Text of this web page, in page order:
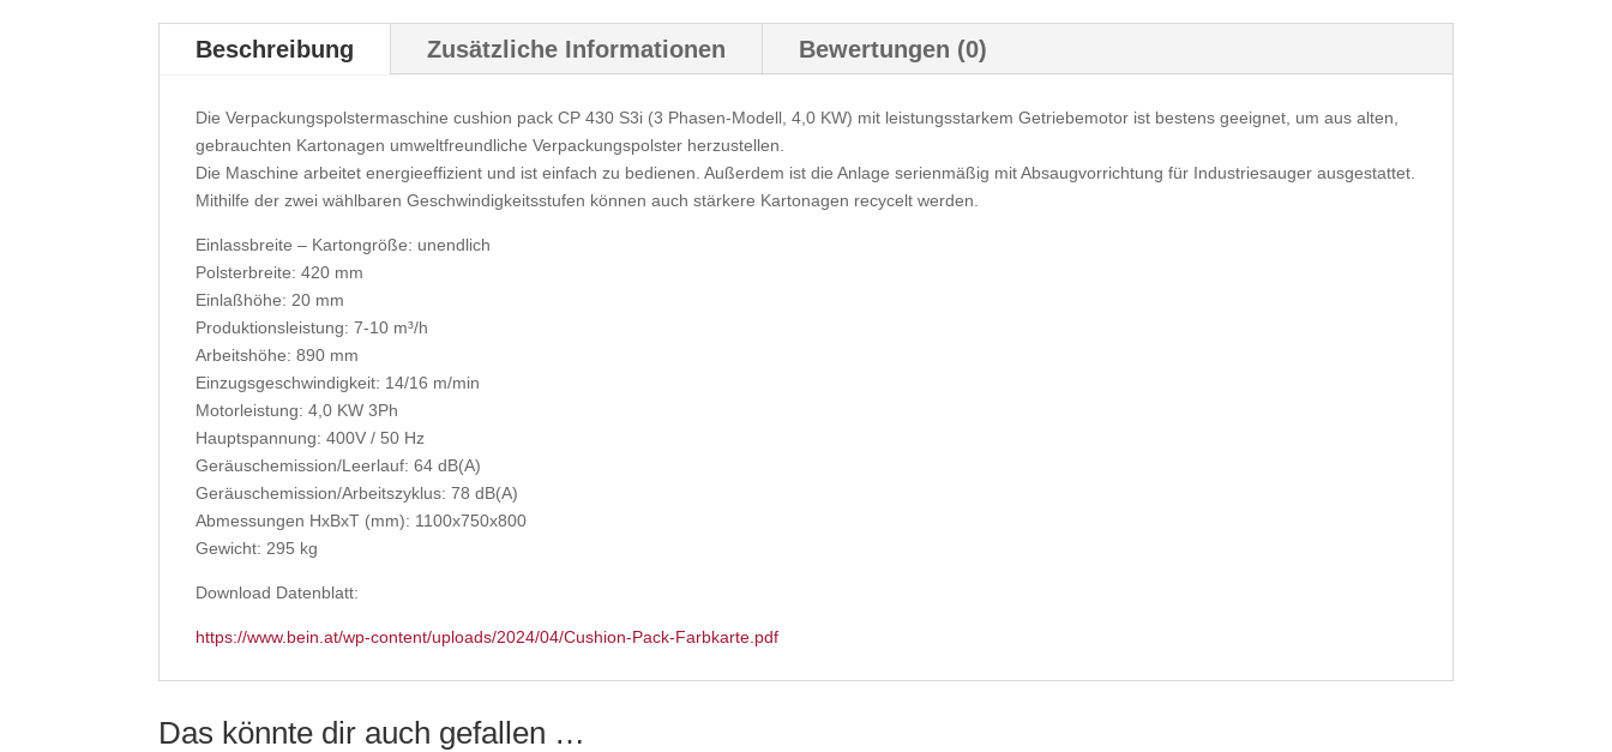
Beschreibung Zusätzliche Informationen Bewertungen (0)
Die Verpackungspolstermaschine cushion pack CP 430 S3i (3 Phasen-Modell, 4,0 KW) mit leistungsstarkem Getriebemotor ist bestens geeignet, um aus alten,
gebrauchten Kartonagen umweltfreundliche Verpackungspolster herzustellen.
Die Maschine arbeitet energieeffizient und ist einfach zu bedienen. Außerdem ist die Anlage serienmäßig mit Absaugvorrichtung für Industriesauger ausgestattet.
Mithilfe der zwei wählbaren Geschwindigkeitsstufen können auch stärkere Kartonagen recycelt werden.
Einlassbreite – Kartongröße: unendlich
Polsterbreite: 420 mm
Einlaßhöhe: 20 mm
Produktionsleistung: 7-10 m³/h
Arbeitshöhe: 890 mm
Einzugsgeschwindigkeit: 14/16 m/min
Motorleistung: 4,0 KW 3Ph
Hauptspannung: 400V / 50 Hz
Geräuschemission/Leerlauf: 64 dB(A)
Geräuschemission/Arbeitszyklus: 78 dB(A)
Abmessungen HxBxT (mm): 1100x750x800
Gewicht: 295 kg
Download Datenblatt:
https://www.bein.at/wp-content/uploads/2024/04/Cushion-Pack-Farbkarte.pdf
Das könnte dir auch gefallen …